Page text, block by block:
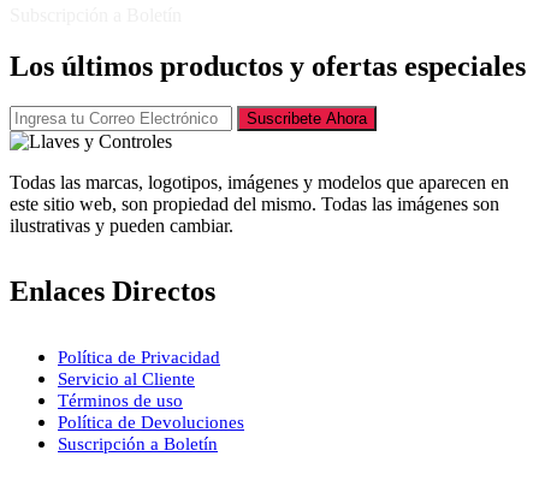
Los últimos productos y ofertas especiales
Suscribete Ahora
Todas las marcas, logotipos, imágenes y modelos que aparecen en
este sitio web, son propiedad del mismo. Todas las imágenes son
ilustrativas y pueden cambiar.
Enlaces Directos
Política de Privacidad
Servicio al Cliente
Términos de uso
Política de Devoluciones
Suscripción a Boletín